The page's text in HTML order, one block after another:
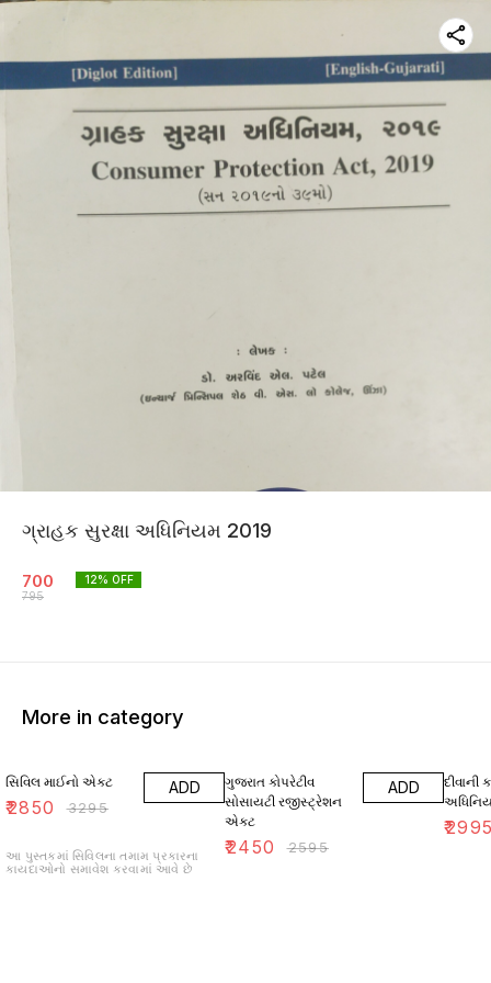
ગ્રાહક સુરક્ષા અધિનિયમ 2019
700
795
12% OFF
More in category
સિવિલ માઈનો એક્ટ
₹2850 ₹3295
ADD
આ પુસ્તકમાં સિવિલના તમામ પ્રકારના
કાયદાઓનો સમાવેશ કરવામાં આવે છે
ગુજરાત કોપરેટીવ
સોસાયટી રજીસ્ટ્રેશન
એક્ટ
₹2450 ₹2595
ADD
દીવાની
₹